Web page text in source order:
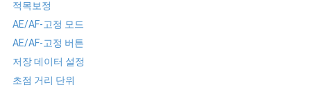
적목보정
AE/AF-고정 모드
AE/AF-고정 버튼
저장 데이터 설정
초점 거리 단위